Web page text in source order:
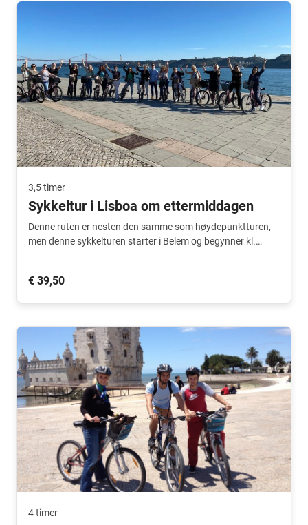
3,5 timer
Sykkeltur i Lisboa om ettermiddagen
Denne ruten er nesten den samme som høydepunktturen,
men denne sykkelturen starter i Belem og begynner kl.
€ 39,50
4 timer